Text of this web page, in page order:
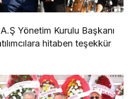
Yönetim Kurulu Başkanı
hitaben teşekkür